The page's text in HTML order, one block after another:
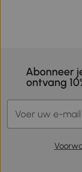
Abonneer
ontvang